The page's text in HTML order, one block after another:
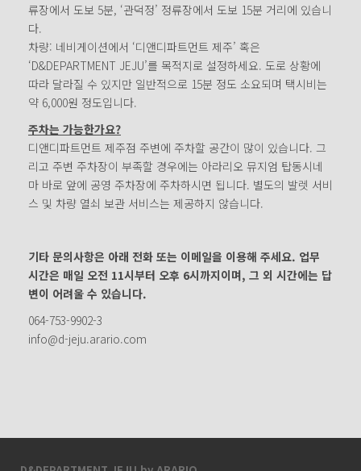
류장에서 도보 5분, ‘관덕정’ 정류장에서 도보 15분 거리에 있습니
다.
차량: 네비게이션에서 ‘디앤디파트먼트 제주’ 혹은
‘D&DEPARTMENT JEJU’를 목적지로 설정하세요. 도로 상황에
따라 달라질 수 있지만 일반적으로 15분 정도 소요되며 택시비는
약 6,000원 정도입니다.
주차는 가능한가요?
디앤디파트먼트 제주점 주변에 주차할 공간이 많이 있습니다. 그
리고 주변 주차장이 부족할 경우에는 아라리오 뮤지엄 탑동시네
마 바로 앞에 공영 주차장에 주차하시면 됩니다. 별도의 발렛 서비
스 및 차량 열쇠 보관 서비스는 제공하지 않습니다.
기타 문의사항은 아래 전화 또는 이메일을 이용해 주세요. 업무
시간은 매일 오전 11시부터 오후 6시까지이며, 그 외 시간에는 답
변이 어려울 수 있습니다.
064-753-9902-3
info@d-jeju.arario.com